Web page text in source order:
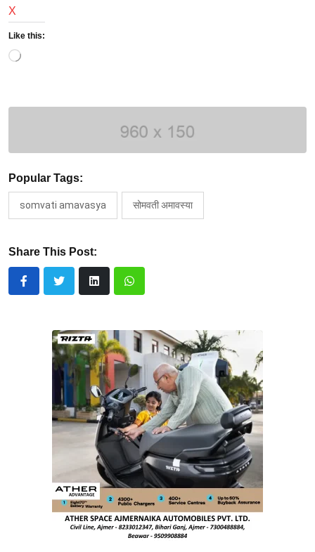
X
Like this:
Loading…
Popular Tags:
somvati amavasya सोमवती अमावस्या
Share This Post: